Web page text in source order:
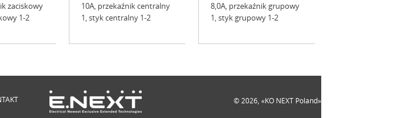
zaciskowy
1-2
10A, przekaźnik centralny
1, styk centralny 1-2
8,0A, przekaźnik grupowy
1, styk grupowy 1-2
© 2026, «KO NEXT Poland»